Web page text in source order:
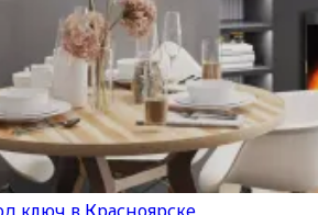
ключ в Красноярске